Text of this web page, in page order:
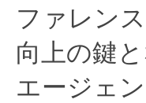
ファレンス
向上の鍵
エージェ